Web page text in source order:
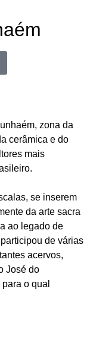
zona da
cerâmica e do
mais
se inserem
da arte sacra
ao legado de
de várias
acervos,
José do
o qual